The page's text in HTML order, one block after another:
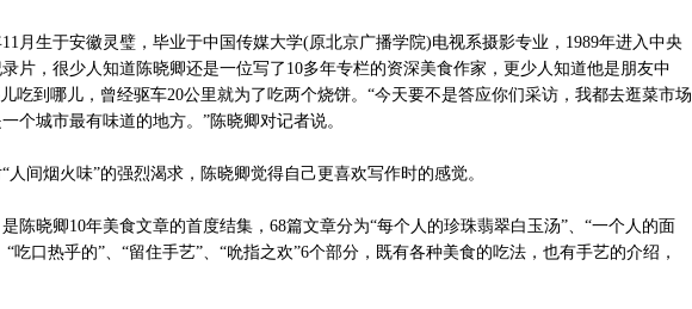
生于安徽灵璧，毕业于中国传媒大学(原北京广播学院)电视系摄影专业，1989年进入中央
片，很少人知道陈晓卿还是一位写了10多年专栏的资深美食作家，更少人知道他是朋友中
吃到哪儿，曾经驱车20公里就为了吃两个烧饼。“今天要不是答应你们采访，我都去逛菜市场
个城市最有味道的地方。”陈晓卿对记者说。
间烟火味”的强烈渴求，陈晓卿觉得自己更喜欢写作时的感觉。
晓卿10年美食文章的首度结集，68篇文章分为“每个人的珍珠翡翠白玉汤”、“一个人的面
“吃口热乎的”、“留住手艺”、“吮指之欢”6个部分，既有各种美食的吃法，也有手艺的介绍，